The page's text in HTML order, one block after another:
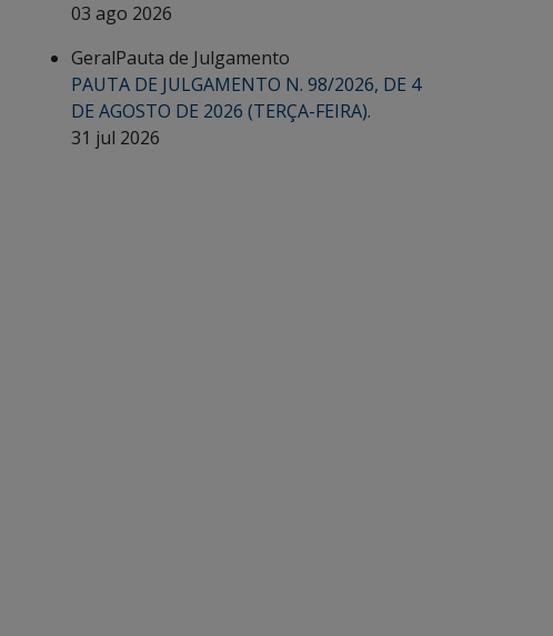
03 ago 2026
GeralPauta de Julgamento
PAUTA DE JULGAMENTO N. 98/2026, DE 4
DE AGOSTO DE 2026 (TERÇA-FEIRA).
31 jul 2026